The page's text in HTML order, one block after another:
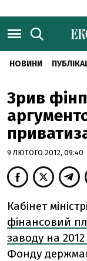
НОВИНИ
Зрив
9 ЛЮТОГО 2012, 09:40
Кабінет
фінансовий
заводу на 2012
Фонду